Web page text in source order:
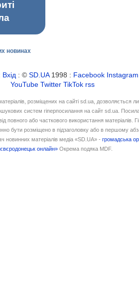
новинах
Вхід : ©SD.UA1998 : Facebook Instagram
YouTube Twitter TikTok rss
розміщених на сайті sd.ua, дозволяється
систем гіперпосилання на сайт sd.ua.
повного або часткового використання матеріалів.
бути розміщено в підзаголовку або в першому
новинних матеріалів медіа «SD.UA» -громадська
онлайн» Окрема подяка MDF.